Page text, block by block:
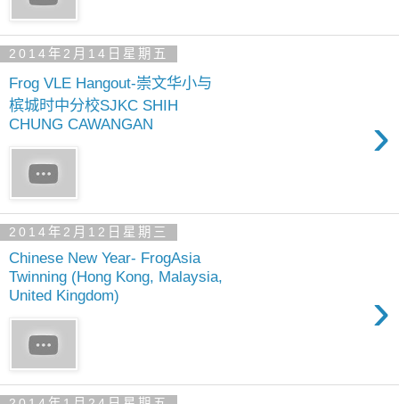
2014年2月14日星期五
Frog VLE Hangout-崇文华小与
槟城时中分校SJKC SHIH
CHUNG CAWANGAN
›
2014年2月12日星期三
Chinese New Year- FrogAsia
Twinning (Hong Kong, Malaysia,
United Kingdom)
›